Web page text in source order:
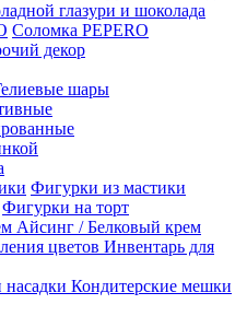
глазури и шоколада
Соломка PEPERO
декор
шары
Фигурки из мастики
Фигурки на торт
Айсинг / Белковый крем
Инвентарь для
Кондитерские мешки